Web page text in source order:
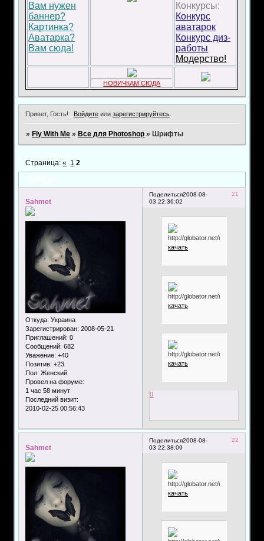
Вам нужен
баннер?
Картинка?
Аватарка?
Вам сюда!
Конкурсы:
Конкурс
аватарок
Конкурс диз-
работы
Модерство!
НОВИЧКАМ СЮДА
Привет, Гость! Войдитеили зарегистрируйтесь.
» Fly With Me » Все для Photoshop » Шрифты
Страница:« 1 2
Поделиться 21
2008-08-
03 22:36:02
Sahmet
Откуда: Украина
Зарегистрирован: 2008-05-21
Приглашений: 0
Сообщений: 682
Уважение: +40
Позитив: +23
Пол: Женский
Провел на форуме:
1 час 58 минут
Последний визит:
2010-02-25 00:56:43
качать
качать
качать
0
Поделиться 22
2008-08-
03 22:38:09
Sahmet
качать